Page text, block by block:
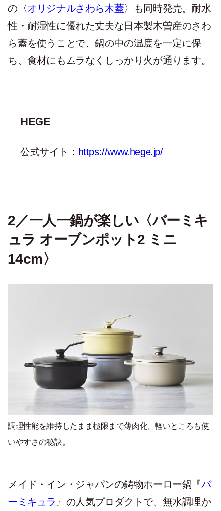
の〈オリジナルさわら木蓋〉も同時発売。耐水
性・耐湿性に優れた丈夫な日本製木曽産のさわ
ら蓋を使うことで、鍋の中の温度を一定に保
ち、食材にもムラなくしっかり火が通ります。
HEGE
公式サイト： https://www.hege.jp/
2／一人一鍋が楽しい〈バーミキ
ュラ オーブンポット2 ミニ
14cm〉
調理性能を維持したまま極限まで薄肉化、軽いところも使
いやすさの秘訣。
メイド・イン・ジャパンの鋳物ホーロー鍋『バ
ーミキュラ 』の人気プロダクトで、無水調理か